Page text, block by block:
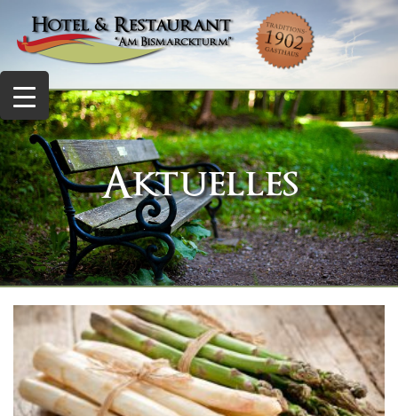
Aktuelles